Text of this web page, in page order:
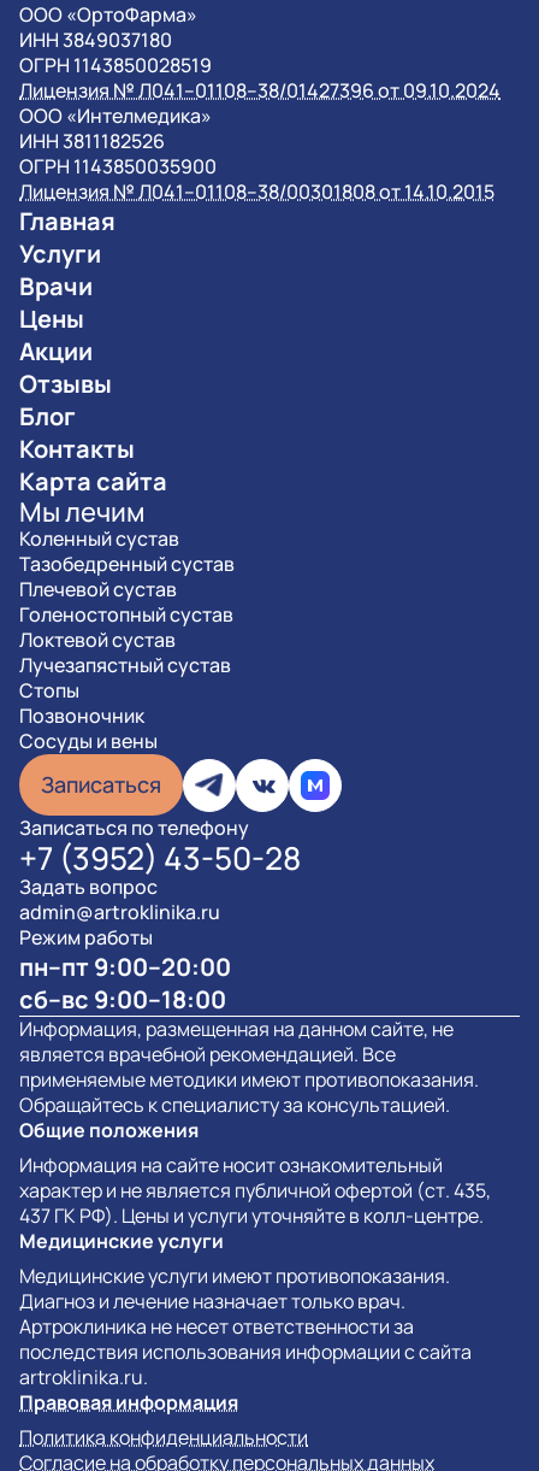
OOO «ОртоФарма»
ИНН 3849037180
ОГРН 1143850028519
Лицензия № Л041–01108–38/01427396 от 09.10.2024
OOO «Интелмедика»
ИНН 3811182526
ОГРН 1143850035900
Лицензия № Л041–01108–38/00301808 от 14.10.2015
Главная
Услуги
Врачи
Цены
Акции
Отзывы
Блог
Контакты
Карта сайта
Мы лечим
Коленный сустав
Тазобедренный сустав
Плечевой сустав
Голеностопный сустав
Локтевой сустав
Лучезапястный сустав
Стопы
Позвоночник
Сосуды и вены
Записаться
Записаться по телефону
+7 (3952) 43-50-28
Задать вопрос
admin@artroklinika.ru
Режим работы
пн–пт 9:00–20:00
сб–вс 9:00–18:00
Информация, размещенная на данном сайте, не
является врачебной рекомендацией. Все
применяемые методики имеют противопоказания.
Обращайтесь к специалисту за консультацией.
Общие положения
Информация на сайте носит ознакомительный
характер и не является публичной офертой (ст. 435,
437 ГК РФ). Цены и услуги уточняйте в колл-центре.
Медицинские услуги
Медицинские услуги имеют противопоказания.
Диагноз и лечение назначает только врач.
Артроклиника не несет ответственности за
последствия использования информации с сайта
artroklinika.ru.
Правовая информация
Политика конфиденциальности
Согласие на обработку персональных данных